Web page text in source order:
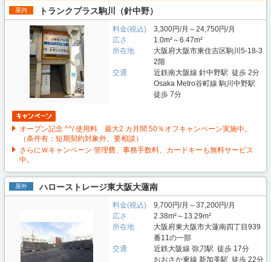
屋内 トランクプラス駒川（針中野）
料金(税込)
3,300円/月～24,750円/月
広さ
1.0m²～6.47m²
所在地
大阪府大阪市東住吉区駒川5-18-3
2階
交通
近鉄南大阪線 針中野駅 徒歩 2分
Osaka Metro谷町線 駒川中野駅
徒歩 7分
オープン記念 ^^/ 使用料 最大2 カ月間 50％オフキャンペーン実施中。
（条件有：短期契約対象外、要相談）
さらにＷキャンペーン 管理費、事務手数料、カードキーも無料サービス
中。
屋外 ハローストレージ東大阪大蓮南
料金(税込)
9,700円/月～37,200円/月
広さ
2.38m²～13.29m²
所在地
大阪府東大阪市大蓮南四丁目939
番11の一部
交通
近鉄大阪線 弥刀駅 徒歩 17分
おおさか東線 新加美駅 徒歩 22分